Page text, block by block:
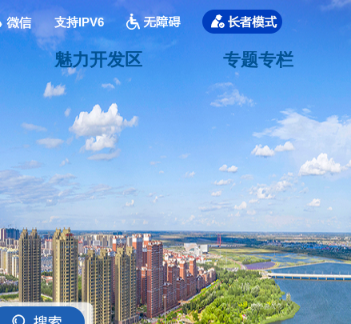
支持IPV6
魅力开发区 专题专栏